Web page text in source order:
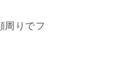
周りでフ